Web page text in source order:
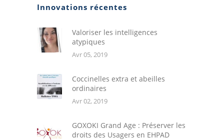
Innovations récentes
Valoriser les intelligences
atypiques
Avr 05, 2019
Coccinelles extra et abeilles
ordinaires
Avr 02, 2019
GOXOKI Grand Age : Préserver les
droits des Usagers en EHPAD